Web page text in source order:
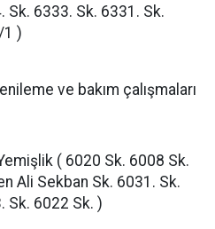
Sk. 6333. Sk. 6331. Sk.
1 )
ve bakım çalışmaları
( 6020 Sk. 6008 Sk.
Ali Sekban Sk. 6031. Sk.
Sk. 6022 Sk. )